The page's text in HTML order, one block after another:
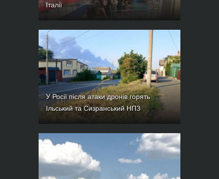
Італії
У Росії після атаки дронів горять
Ільський та Сизранський НПЗ